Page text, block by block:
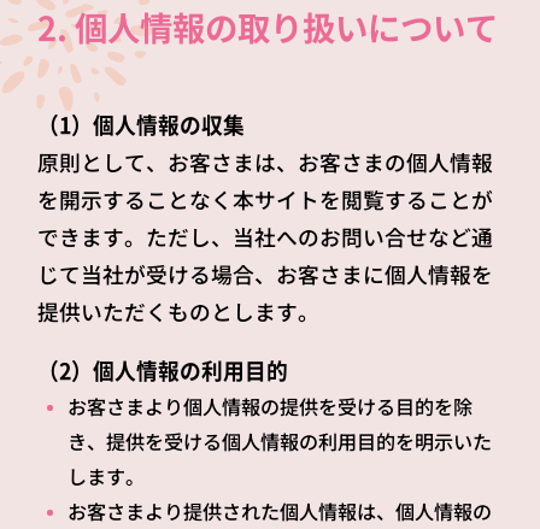
2. 個人情報の取り扱いについて
（1）個人情報の収集
原則として、お客さまは、お客さまの個人情報
を開示することなく本サイトを閲覧することが
できます。ただし、当社へのお問い合せなど通
じて当社が受ける場合、お客さまに個人情報を
提供いただくものとします。
（2）個人情報の利用目的
お客さまより個人情報の提供を受ける目的を除
き、提供を受ける個人情報の利用目的を明示いた
します。
お客さまより提供された個人情報は、個人情報の